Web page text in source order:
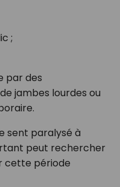
;
par des
jambes lourdes ou
sent paralysé à
peut rechercher
cette période